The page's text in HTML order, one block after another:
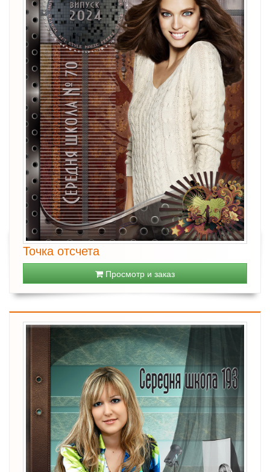
Точка отсчета
Просмотр и заказ